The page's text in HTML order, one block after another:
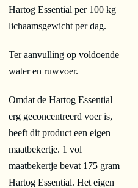
Hartog Essential per 100 kg
lichaamsgewicht per dag.
Ter aanvulling op voldoende
water en ruwvoer.
Omdat de Hartog Essential
erg geconcentreerd voer is,
heeft dit product een eigen
maatbekertje. 1 vol
maatbekertje bevat 175 gram
Hartog Essential. Het eigen